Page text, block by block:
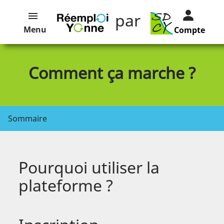
Menu par Compte
Comment ça marche ?
Sommaire
Pourquoi utiliser la
plateforme ?